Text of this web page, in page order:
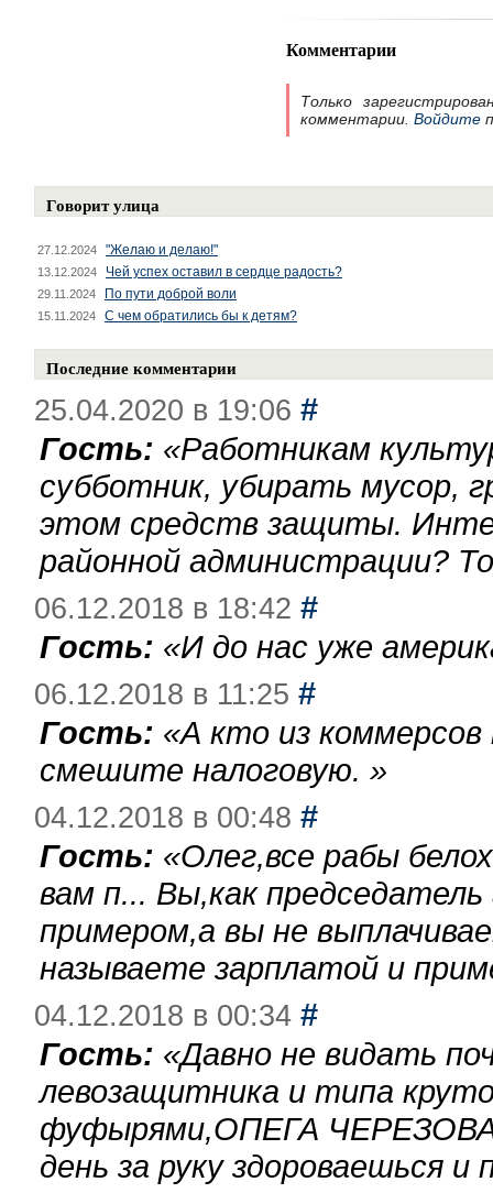
Комментарии
Только
комментарии. Войдите
Говорит улица
27.12.2024 "Желаю и делаю!"
13.12.2024 Чей успех оставил в сердце радость?
29.11.2024 По пути доброй воли
15.11.2024 С чем обратились бы к детям?
Последние комментарии
25.04.2020 в 19:06 #
Гость: «Работникам
субботник, убирать мусор,
этом средств защиты.
районной администрации?
06.12.2018 в 18:42 #
Гость: «И до нас уже
06.12.2018 в 11:25 #
Гость: «А кто из
смешите налоговую. »
04.12.2018 в 00:48 #
Гость: «Олег,все рабы
вам п... Вы,как
примером,а вы не
называете зарплатой и
04.12.2018 в 00:34 #
Гость: «Давно не видать
левозащитника и типа
фуфырями,ОПЕГА
день за руку здороваешься